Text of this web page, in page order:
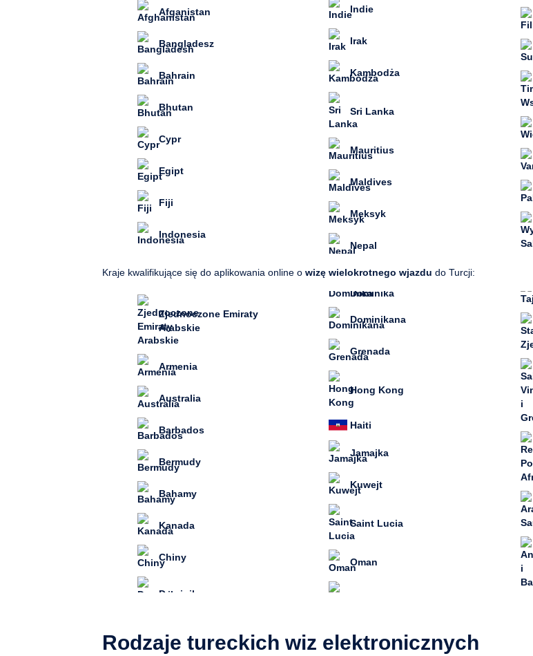
Afganistan
Bangladesz
Bahrain
Bhutan
Cypr
Egipt
Fiji
Indonesia
Indie
Irak
Kambodża
Sri Lanka
Mauritius
Maldives
Meksyk
Nepal
Kraje kwalifikujące się do aplikowania online o wizę wielokrotnego wjazdu do Turcji:
Zjednoczone Emiraty
Arabskie
Armenia
Australia
Barbados
Bermudy
Bahamy
Kanada
Chiny
Dominika
Dominikana
Grenada
Hong Kong
Haiti
Jamajka
Kuwejt
Saint Lucia
Oman
Rodzaje tureckich wiz elektronicznych